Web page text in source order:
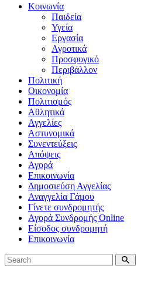
Κοινωνία
Παιδεία
Υγεία
Εργασία
Αγροτικά
Προσφυγικό
Περιβάλλον
Πολιτική
Οικονομία
Πολιτισμός
Αθλητικά
Αγγελίες
Αστυνομικά
Συνεντεύξεις
Απόψεις
Αγορά
Επικοινωνία
Δημοσιεύση Αγγελίας
Αναγγελία Γάμου
Γίνετε συνδρομητής
Αγορά Συνδρομής Online
Είσοδος συνδρομητή
Επικοινωνία